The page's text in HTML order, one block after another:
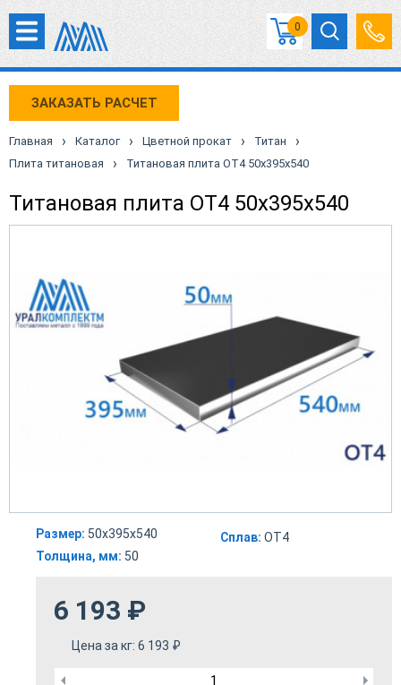
0
ЗАКАЗАТЬ РАСЧЕТ
Главная › Каталог › Цветной прокат › Титан ›
Плита титановая › Титановая плита ОТ4 50х395х540
Титановая плита ОТ4 50х395х540
Размер: 50х395х540
Толщина, мм: 50
Сплав: ОТ4
6 193 ₽
Цена за кг: 6 193 ₽